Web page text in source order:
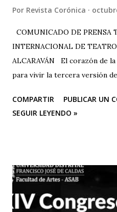
Por Revista Corónica
COMUNICADO DE PRENSA
INTERNACIONAL DE
ALCARAVÁN El corazón de
para vivir la tercera versión
de octubre del 2025 en el
Comercial Los Ángeles, dónde
Galponcito De Umbral-
Teatro y CASA TEA -Teatro
organizador del festival.
COMPARTIR
PUBLICAR UN
SEGUIR LEYENDO »